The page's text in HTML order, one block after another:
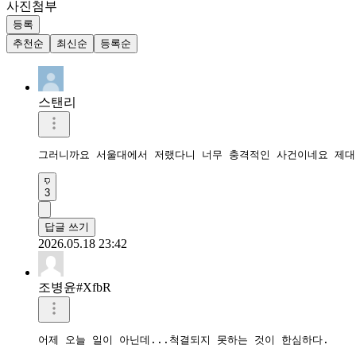
사진첨부
등록
추천순
최신순 등록순
스탠리
그러니까요 서울대에서 저랬다니 너무 충격적인 사건이네요 제
3
답글 쓰기
2026.05.18 23:42
조병윤#XfbR
어제 오늘 일이 아닌데...척결되지 못하는 것이 한심하다.